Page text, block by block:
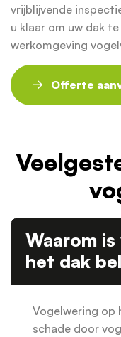
vrijblijvende
u klaar om uw dak
werkomgeving
Offerte
Waarom
het dak
Vogelwering op
schade door